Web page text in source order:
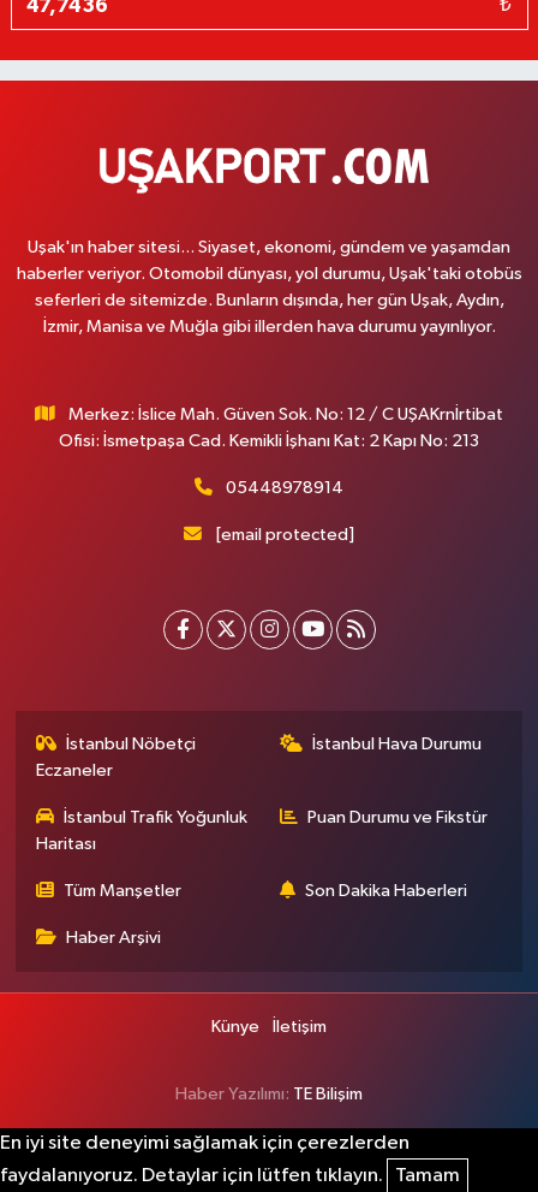
₺
Uşak'ın haber sitesi... Siyaset, ekonomi, gündem ve yaşamdan
haberler veriyor. Otomobil dünyası, yol durumu, Uşak'taki otobüs
seferleri de sitemizde. Bunların dışında, her gün Uşak, Aydın,
İzmir, Manisa ve Muğla gibi illerden hava durumu yayınlıyor.
Merkez: İslice Mah. Güven Sok. No: 12 / C UŞAKrnİrtibat
Ofisi: İsmetpaşa Cad. Kemikli İşhanı Kat: 2 Kapı No: 213
05448978914
[email protected]
İstanbul Nöbetçi
Eczaneler
İstanbul Hava Durumu
İstanbul Trafik Yoğunluk
Haritası
Puan Durumu ve Fikstür
Tüm Manşetler Son Dakika Haberleri
Haber Arşivi
Künye İletişim
Haber Yazılımı: TE Bilişim
En iyi site deneyimi sağlamak için çerezlerden
faydalanıyoruz. Detaylar için lütfen tıklayın.
Tamam